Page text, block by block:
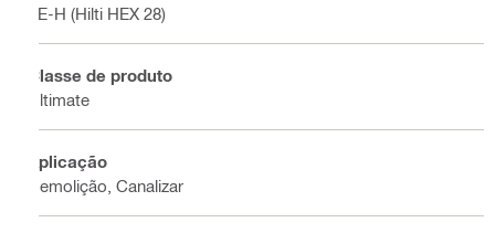
TE-H (Hilti HEX 28)
Classe de produto
Ultimate
Aplicação
Demolição, Canalizar